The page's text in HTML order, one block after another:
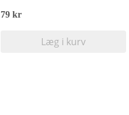
79 kr
Læg i kurv